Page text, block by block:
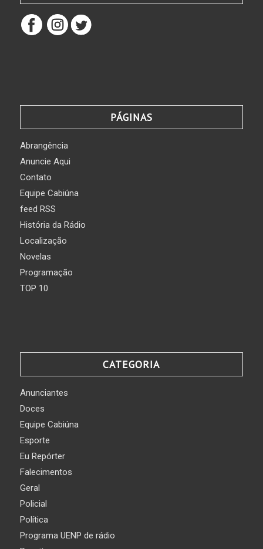
PÁGINAS
Abrangência
Anuncie Aqui
Contato
Equipe Cabiúna
feed RSS
História da Rádio
Localização
Novelas
Programação
TOP 10
CATEGORIA
Anunciantes
Doces
Equipe Cabiúna
Esporte
Eu Repórter
Falecimentos
Geral
Policial
Política
Programa UENP de rádio